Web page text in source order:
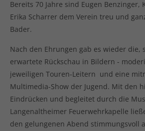
Bereits 70 Jahre sind Eugen Benzinger,
Erika Scharrer dem Verein treu und
Bader.
Nach den Ehrungen gab es wieder die,
erwartete Rückschau in Bildern -
jeweiligen Touren-Leitern und eine
Multimedia-Show der Jugend. Mit den
Eindrücken und begleitet durch die
Langenaltheimer Feuerwehrkapelle
den gelungenen Abend stimmungsvoll